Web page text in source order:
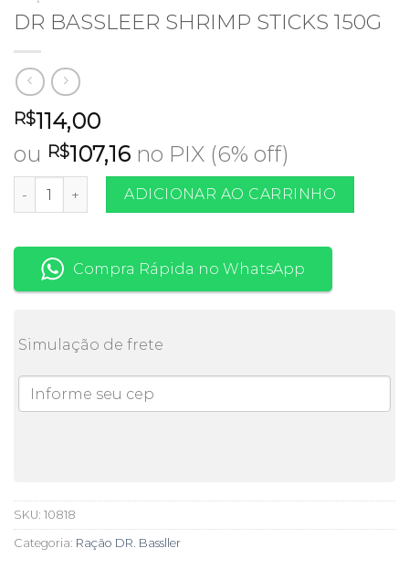
DR BASSLEER SHRIMP STICKS 150G
R$114,00
ou R$107,16 no PIX (6% off)
DR BASSLEER SHRIMP STICKS 150G quantidade
ADICIONAR AO CARRINHO
Compra Rápida no WhatsApp
Simulação de frete
SKU: 10818
Categoria: Ração DR. Bassller